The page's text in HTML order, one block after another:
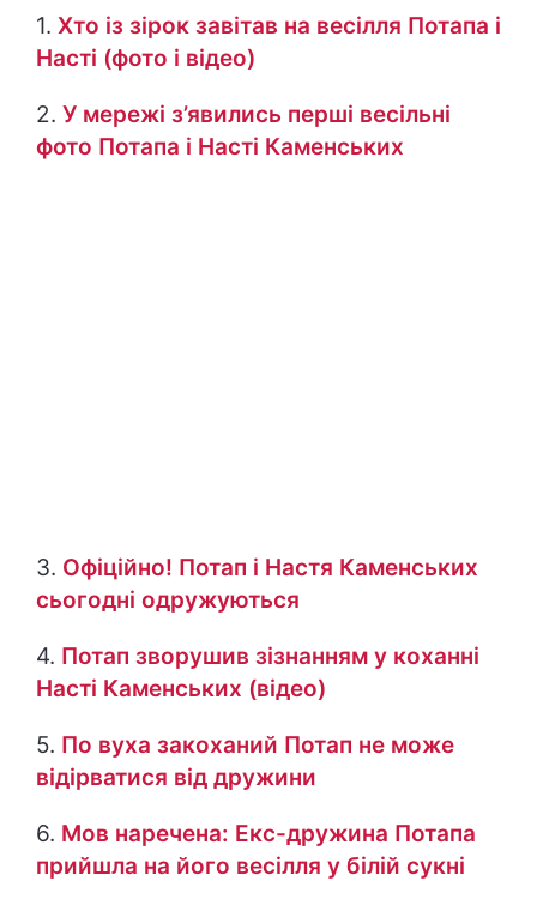
1. Хто із зірок завітав на весілля Потапа і
Насті (фото і відео)
2. У мережі з’явились перші весільні
фото Потапа і Насті Каменських
3. Офіційно! Потап і Настя Каменських
сьогодні одружуються
4. Потап зворушив зізнанням у коханні
Насті Каменських (відео)
5. По вуха закоханий Потап не може
відірватися від дружини
6. Мов наречена: Екс-дружина Потапа
прийшла на його весілля у білій сукні